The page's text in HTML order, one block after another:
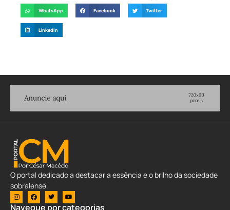
WhatsApp Facebook Twitter
LinkedIn
O portal dedicado a destacar a essência e o brilho da sociedade
sobralense.
Navegue por categorias